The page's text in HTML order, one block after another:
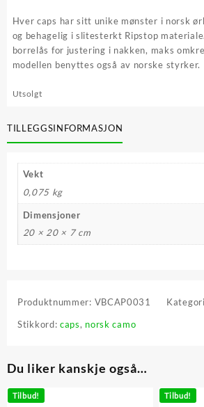
var:
kr 299,00.
er:
kr 179,40.
Hver caps har sitt unike mønster i norsk
og behagelig i slitesterkt Ripstop
borrelås for justering i nakken, maks
modellen benyttes også av norske styrker.
Utsolgt
TILLEGGSINFORMASJON
Vekt
0,075 kg
Dimensjoner
20 × 20 × 7 cm
Produktnummer: VBCAP0031
Stikkord:caps, norsk camo
Du liker kanskje også…
Tilbud! Tilbud!